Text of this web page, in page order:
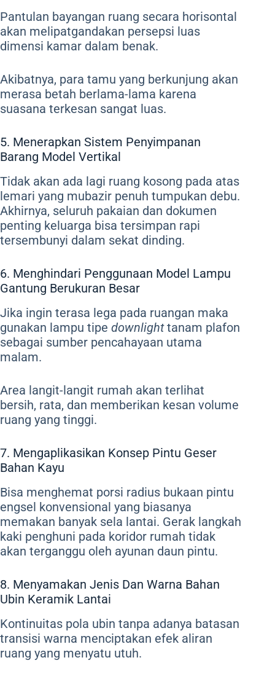
Pantulan bayangan ruang secara horisontal
akan melipatgandakan persepsi luas
dimensi kamar dalam benak.
Akibatnya, para tamu yang berkunjung akan
merasa betah berlama-lama karena
suasana terkesan sangat luas.
5. Menerapkan Sistem Penyimpanan
Barang Model Vertikal
Tidak akan ada lagi ruang kosong pada atas
lemari yang mubazir penuh tumpukan debu.
Akhirnya, seluruh pakaian dan dokumen
penting keluarga bisa tersimpan rapi
tersembunyi dalam sekat dinding.
6. Menghindari Penggunaan Model Lampu
Gantung Berukuran Besar
Jika ingin terasa lega pada ruangan maka
gunakan lampu tipe downlighttanam plafon
sebagai sumber pencahayaan utama
malam.
Area langit-langit rumah akan terlihat
bersih, rata, dan memberikan kesan volume
ruang yang tinggi.
7. Mengaplikasikan Konsep Pintu Geser
Bahan Kayu
Bisa menghemat porsi radius bukaan pintu
engsel konvensional yang biasanya
memakan banyak sela lantai. Gerak langkah
kaki penghuni pada koridor rumah tidak
akan terganggu oleh ayunan daun pintu.
8. Menyamakan Jenis Dan Warna Bahan
Ubin Keramik Lantai
Kontinuitas pola ubin tanpa adanya batasan
transisi warna menciptakan efek aliran
ruang yang menyatu utuh.